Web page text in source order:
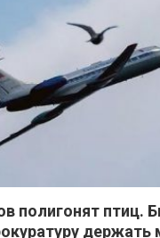
полигонят птиц.